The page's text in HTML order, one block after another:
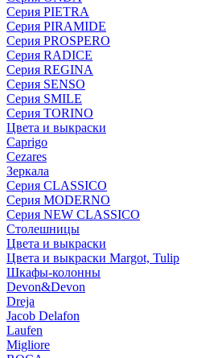
Серия PIETRA
Серия PIRAMIDE
Серия PROSPERO
Серия RADICE
Серия REGINA
Серия SENSO
Серия SMILE
Серия TORINO
Цвета и выкраски
Caprigo
Cezares
Зеркала
Серия CLASSICO
Серия MODERNO
Серия NEW CLASSICO
Столешницы
Цвета и выкраски
Цвета и выкраски Margot, Tulip
Шкафы-колонны
Devon&Devon
Dreja
Jacob Delafon
Laufen
Migliore